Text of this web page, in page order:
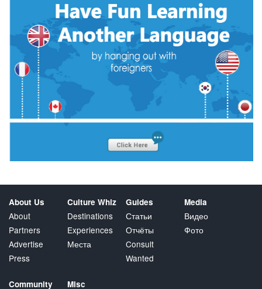
About Us
About
Partners
Advertise
Press
Culture Whiz
Destinations
Experiences
Места
Guides
Статьи
Отчёты
Consult
Wanted
Media
Видео
Фото
Community Misc